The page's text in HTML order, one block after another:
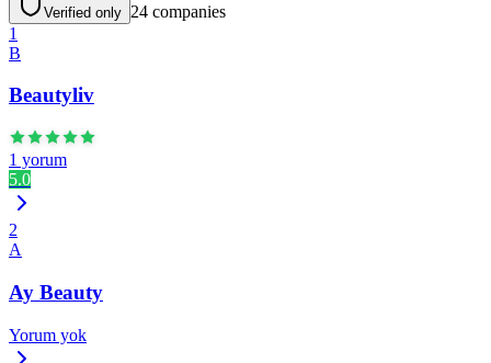
Verified only 24 companies
1
B
Beautyliv
1 yorum
5.0
2
A
Ay Beauty
Yorum yok